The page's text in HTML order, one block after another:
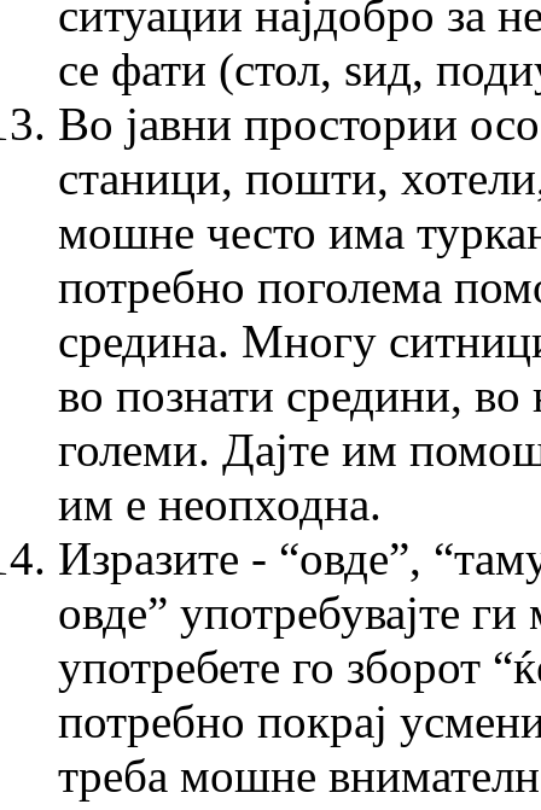
ситуации најдобро за
се фати (стол, ѕид,
Во јавни простории
станици, пошти,
мошне често има
потребно поголема
средина. Многу
во познати средини, во
големи. Дајте им
им е неопходна.
Изразите - “овде”,
овде” употребувајте
употребете го зборот
потребно покрај
треба мошне